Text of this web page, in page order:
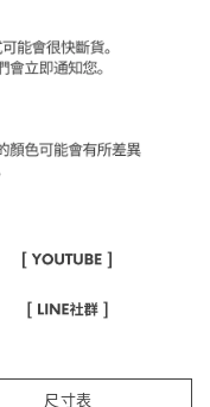
尺寸表